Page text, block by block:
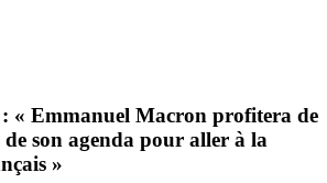
« Emmanuel Macron profitera de
de son agenda pour aller à la
»